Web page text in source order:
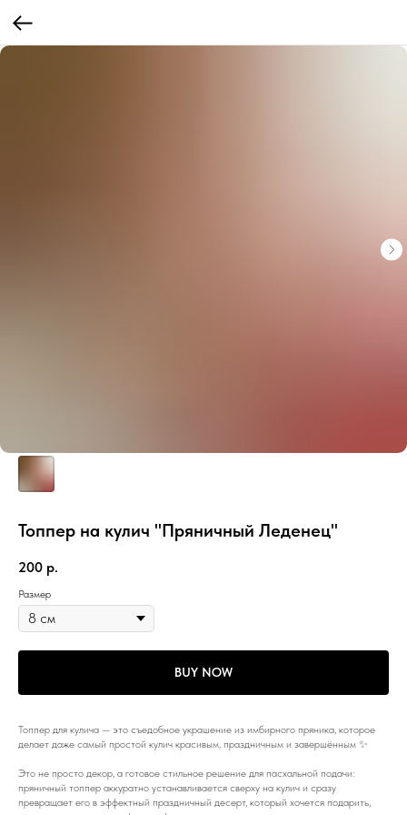
Топпер на кулич "Пряничный Леденец"
200 р.
Размер
BUY NOW
Топпер для кулича — это съедобное украшение из имбирного пряника, которое
делает даже самый простой кулич красивым, праздничным и завершённым ✨
Это не просто декор, а готовое стильное решение для пасхальной подачи:
пряничный топпер аккуратно устанавливается сверху на кулич и сразу
превращает его в эффектный праздничный десерт, который хочется подарить,